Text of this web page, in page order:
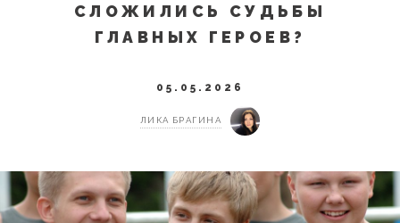
СЛОЖИЛИСЬ СУДЬБЫ
ГЛАВНЫХ ГЕРОЕВ?
05.05.2026
ЛИКА БРАГИНА